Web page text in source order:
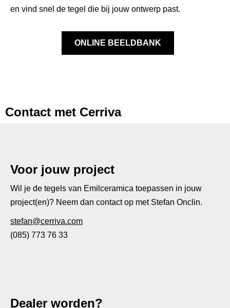
en vind snel de tegel die bij jouw ontwerp past.
ONLINE BEELDBANK
Contact met Cerriva
Voor jouw project
Wil je de tegels van Emilceramica toepassen in jouw
project(en)? Neem dan contact op met Stefan Onclin.
stefan@cerriva.com
(085) 773 76 33
Dealer worden?